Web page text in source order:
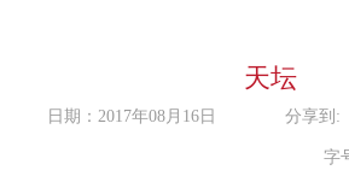
天坛
日期：2017年08月16日 分享到:
字